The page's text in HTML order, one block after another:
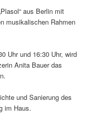
aus Berlin mit
musikalischen Rahmen
Uhr und 16:30 Uhr, wird
Anita Bauer das
und Sanierung des
im Haus.